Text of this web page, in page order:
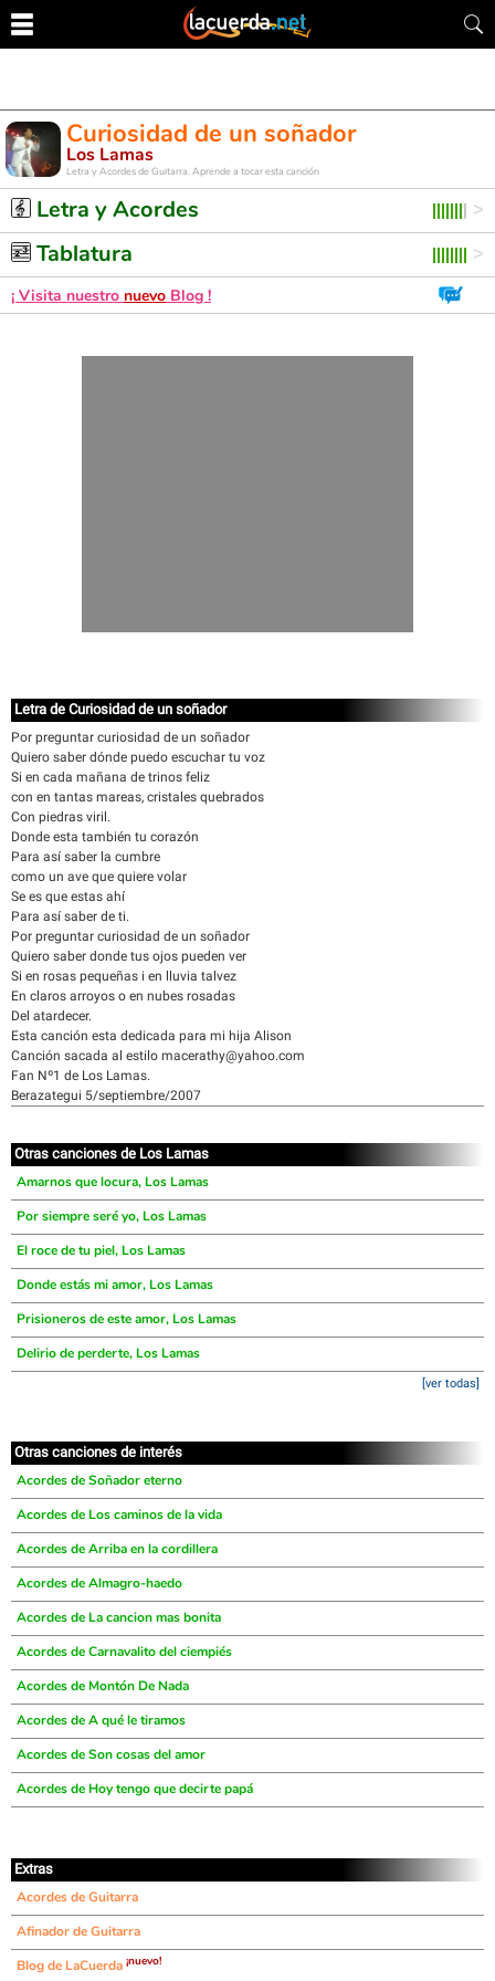
Curiosidad de un soñador
Los Lamas
Letra y Acordes de Guitarra. Aprende a tocar esta canción
Letra y Acordes
Tablatura
¡ Visita nuestro nuevo Blog !
Letra de Curiosidad de un soñador
Por preguntar curiosidad de un soñador
Quiero saber dónde puedo escuchar tu voz
Si en cada mañana de trinos feliz
con en tantas mareas, cristales quebrados
Con piedras viril.
Donde esta también tu corazón
Para así saber la cumbre
como un ave que quiere volar
Se es que estas ahí
Para así saber de ti.
Por preguntar curiosidad de un soñador
Quiero saber donde tus ojos pueden ver
Si en rosas pequeñas i en lluvia talvez
En claros arroyos o en nubes rosadas
Del atardecer.
Esta canción esta dedicada para mi hija Alison
Canción sacada al estilo macerathy@yahoo.com
Fan Nº1 de Los Lamas.
Berazategui 5/septiembre/2007
Otras canciones de Los Lamas
Amarnos que locura, Los Lamas
Por siempre seré yo, Los Lamas
El roce de tu piel, Los Lamas
Donde estás mi amor, Los Lamas
Prisioneros de este amor, Los Lamas
Delirio de perderte, Los Lamas
[ver todas]
Otras canciones de interés
Acordes de Soñador eterno
Acordes de Los caminos de la vida
Acordes de Arriba en la cordillera
Acordes de Almagro-haedo
Acordes de La cancion mas bonita
Acordes de Carnavalito del ciempiés
Acordes de Montón De Nada
Acordes de A qué le tiramos
Acordes de Son cosas del amor
Acordes de Hoy tengo que decirte papá
Extras
Acordes de Guitarra
Afinador de Guitarra
Blog de LaCuerda ¡nuevo!